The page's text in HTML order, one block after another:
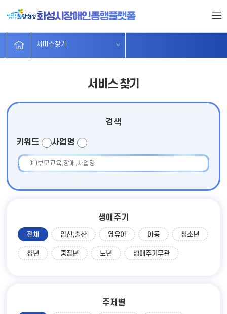
분야별주요
정보마당
소개
서비스찾기
서비스 찾기
검색
키워드 사업명
검색어 입력
생애주기
전체 임신,출산 영유아 아동 청소년
청년 중장년 노년 생애주기무관
주제별